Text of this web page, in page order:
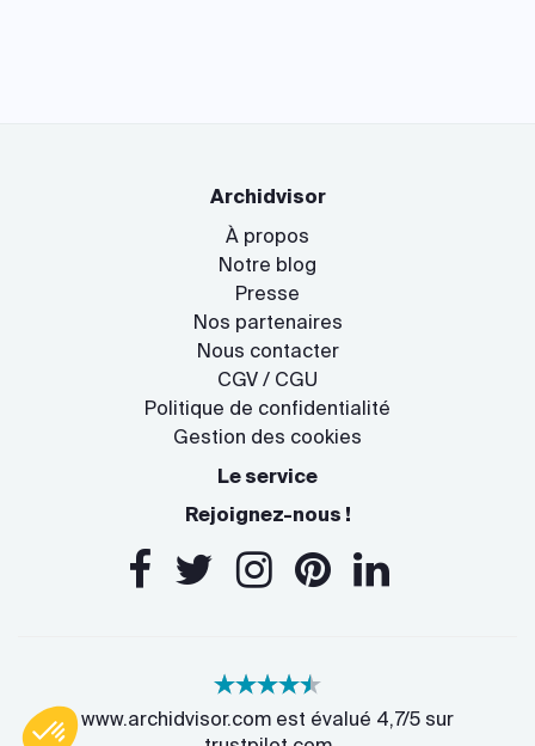
Archidvisor
À propos
Notre blog
Presse
Nos partenaires
Nous contacter
CGV / CGU
Politique de confidentialité
Gestion des cookies
Le service
Rejoignez-nous !
www.archidvisor.com est évalué 4,7/5 sur